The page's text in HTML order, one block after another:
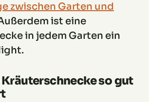
zwischen Garten und
ist eine
in jedem Garten ein
so gut